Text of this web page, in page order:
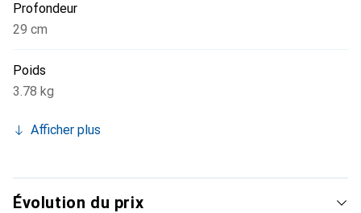
Profondeur
29 cm
Poids
3.78 kg
Afficher plus
Évolution du prix